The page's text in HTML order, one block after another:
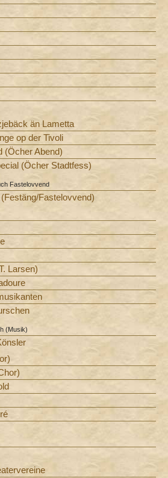
än Lametta
op der Tivoli
(Öcher Abend)
(Öcher Stadtfess)
Fastelovvend
Fastelovvend)
Larsen)
(Musik)